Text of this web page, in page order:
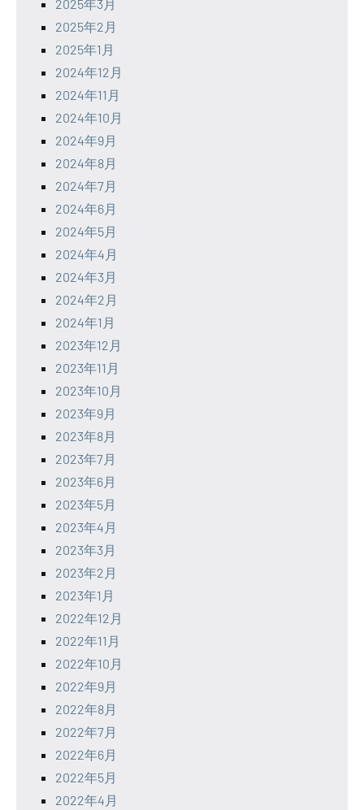
2025年3月
2025年2月
2025年1月
2024年12月
2024年11月
2024年10月
2024年9月
2024年8月
2024年7月
2024年6月
2024年5月
2024年4月
2024年3月
2024年2月
2024年1月
2023年12月
2023年11月
2023年10月
2023年9月
2023年8月
2023年7月
2023年6月
2023年5月
2023年4月
2023年3月
2023年2月
2023年1月
2022年12月
2022年11月
2022年10月
2022年9月
2022年8月
2022年7月
2022年6月
2022年5月
2022年4月